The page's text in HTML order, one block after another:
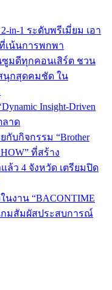
in-1 ระดับพรีเมี่ยม เอา
เน้นการพกพา
ซูมดีทุกคอนเสิร์ต ชวน
นุกสุดคมชัด ใน
Insight-Driven
ลาด
บกิจกรรม “Brother
ที่สร้าง
ว 4 จังหวัด เตรียมปิด
นงาน “BACONTIME
กมสัมผัสประสบการณ์